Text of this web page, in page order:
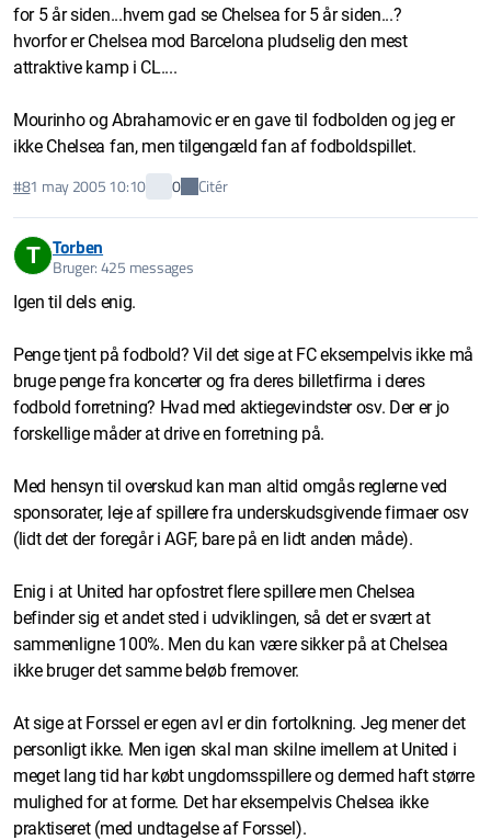
for 5 år siden...hvem gad se Chelsea for 5 år siden...?
hvorfor er Chelsea mod Barcelona pludselig den mest
attraktive kamp i CL....
Mourinho og Abrahamovic er en gave til fodbolden og jeg er
ikke Chelsea fan, men tilgengæld fan af fodboldspillet.
#81 may 2005 10:10 0 Citér
T Torben
Bruger: 425 messages
Igen til dels enig.
Penge tjent på fodbold? Vil det sige at FC eksempelvis ikke må
bruge penge fra koncerter og fra deres billetfirma i deres
fodbold forretning? Hvad med aktiegevindster osv. Der er jo
forskellige måder at drive en forretning på.
Med hensyn til overskud kan man altid omgås reglerne ved
sponsorater, leje af spillere fra underskudsgivende firmaer osv
(lidt det der foregår i AGF, bare på en lidt anden måde).
Enig i at United har opfostret flere spillere men Chelsea
befinder sig et andet sted i udviklingen, så det er svært at
sammenligne 100%. Men du kan være sikker på at Chelsea
ikke bruger det samme beløb fremover.
At sige at Forssel er egen avl er din fortolkning. Jeg mener det
personligt ikke. Men igen skal man skilne imellem at United i
meget lang tid har købt ungdomsspillere og dermed haft større
mulighed for at forme. Det har eksempelvis Chelsea ikke
praktiseret (med undtagelse af Forssel).